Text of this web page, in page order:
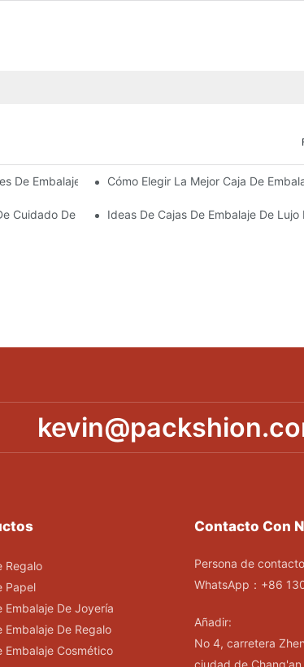
De Embalaje SosteniblesCómo Elegir La Mejor Caja De
Cuidado De La Piel Personalizados Que Fomentan La
Ideas De Cajas De Embalaje De
Regalo
Papel
Embalaje De Joyería
Embalaje De Regalo
Embalaje Cosmético
Contacto Con
Persona de
WhatsApp：+86
Añadir:
No 4, carretera
ciudad de